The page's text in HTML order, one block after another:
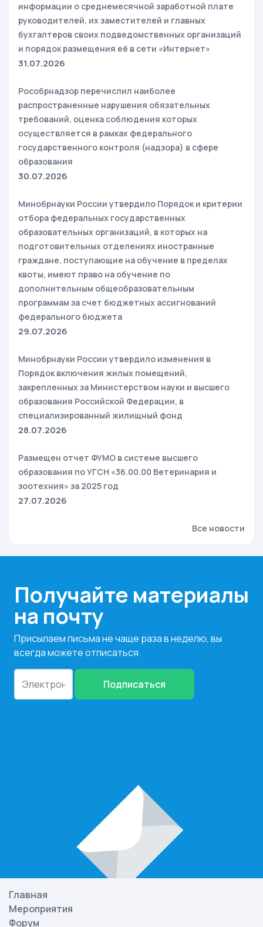
информации о среднемесячной заработной плате
руководителей, их заместителей и главных
бухгалтеров своих подведомственных организаций
и порядок размещения её в сети «Интернет»
31.07.2026
Рособрнадзор перечислил наиболее
распространенные нарушения обязательных
требований, оценка соблюдения которых
осуществляется в рамках федерального
государственного контроля (надзора) в сфере
образования
30.07.2026
Минобрнауки России утвердило Порядок и критерии
отбора федеральных государственных
образовательных организаций, в которых на
подготовительных отделениях иностранные
граждане, поступающие на обучение в пределах
квоты, имеют право на обучение по
дополнительным общеобразовательным
программам за счет бюджетных ассигнований
федерального бюджета
29.07.2026
Минобрнауки России утвердило изменения в
Порядок включения жилых помещений,
закрепленных за Министерством науки и высшего
образования Российской Федерации, в
специализированный жилищный фонд
28.07.2026
Размещен отчет ФУМО в системе высшего
образования по УГСН «36.00.00 Ветеринария и
зоотехния» за 2025 год
27.07.2026
Все новости
Получайте материалы
на почту
Присылаем письма не чаще раза в неделю, вы
всегда можете отписаться.
Подписаться
Главная
Мероприятия
Форум